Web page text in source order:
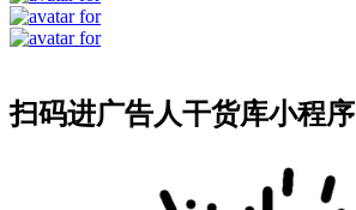
扫码进广告人干货库小程序